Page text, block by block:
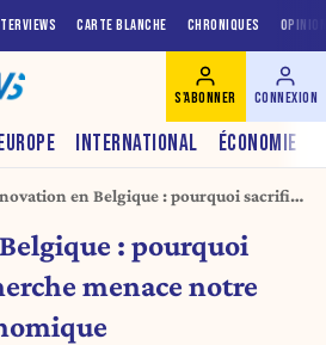
CARTE BLANCHE CHRONIQUES
INTERNATIONAL ÉCONOMIE
S'ABONNER CONNEXION
en Belgique : pourquoi sacrifier
: pourquoi
menace notre